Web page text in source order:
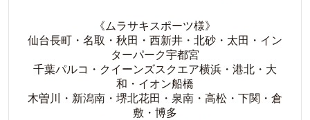
《ムラサキスポーツ様》
仙台長町・名取・秋田・西新井・北砂・太田・イン
ターパーク宇都宮
千葉パルコ・クイーンズスクエア横浜・港北・大
和・イオン船橋
木曽川・新潟南・堺北花田・泉南・高松・下関・倉
敷・博多